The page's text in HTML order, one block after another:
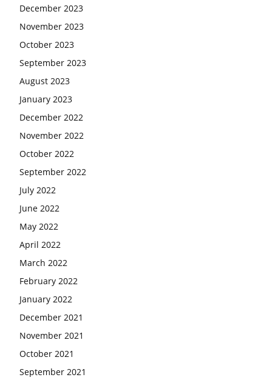
December 2023
November 2023
October 2023
September 2023
August 2023
January 2023
December 2022
November 2022
October 2022
September 2022
July 2022
June 2022
May 2022
April 2022
March 2022
February 2022
January 2022
December 2021
November 2021
October 2021
September 2021